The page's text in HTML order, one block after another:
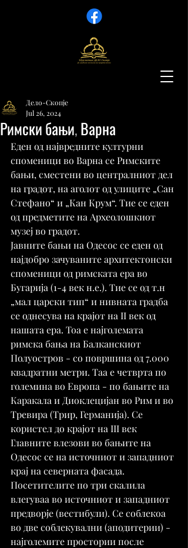
Римски бањи, Варна
Дело-Скопје
Jul 26, 2024
Еден од највредните културни
споменици во Варна се Римските
бањи, сместени во централниот дел
на градот, на аголот од улиците „Сан
Стефано“ и „Кан Крум“. Тие се еден
од предметите на Археолошкиот
музеј во градот.
Јавните бањи на Одесос се еден од
најдобро зачуваните архитектонски
споменици од римската ера во
Бугарија (1-4 век н.е.). Тие се од т.н
„мал царски тип“ и нивната градба
се однесува на крајот на II век од
нашата ера. Тоа е најголемата
римска бања на Балканскиот
Полуостров - со површина од 7.000
квадратни метри. Таа е четврта по
големина во Европа - по бањите на
Каракала и Диоклецијан во Рим и во
Тревира (Трир, Германија). Се
користел до крајот на III век
Главните влезови во бањите на
Одесос се на источниот и западниот
крај на северната фасада.
Посетителите по три скалила
влегуваа во источниот и западниот
предворје (вестибули). Се соблекоа
во две соблекувални (аподитерии) -
најголемите простории после